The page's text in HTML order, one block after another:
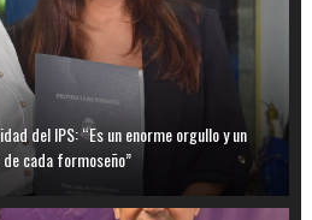
del IPS: “Es un enorme orgullo y un
cada formoseño”